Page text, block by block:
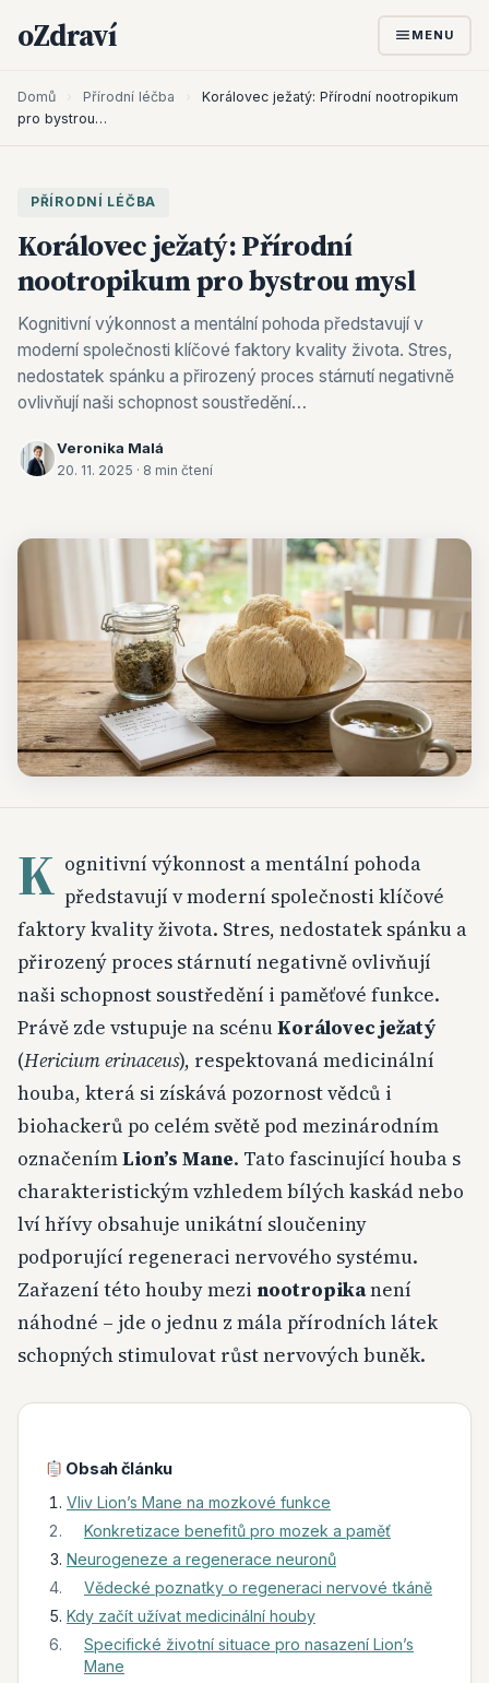
oZdraví MENU
Domů › Přírodní léčba ›
Korálovec ježatý: Přírodní nootropikum
pro bystrou…
PŘÍRODNÍ LÉČBA
Korálovec ježatý: Přírodní
nootropikum pro bystrou mysl
Kognitivní výkonnost a mentální pohoda představují v
moderní společnosti klíčové faktory kvality života. Stres,
nedostatek spánku a přirozený proces stárnutí negativně
ovlivňují naši schopnost soustředění…
Veronika Malá
20. 11. 2025 · 8 min čtení
K ognitivní výkonnost a mentální pohoda
představují v moderní společnosti klíčové
faktory kvality života. Stres, nedostatek spánku a
přirozený proces stárnutí negativně ovlivňují
naši schopnost soustředění i paměťové funkce.
Právě zde vstupuje na scénuKorálovec ježatý
(Hericium erinaceus), respektovaná medicinální
houba, která si získává pozornost vědců i
biohackerů po celém světě pod mezinárodním
označenímLion’s Mane. Tato fascinující houba s
charakteristickým vzhledem bílých kaskád nebo
lví hřívy obsahuje unikátní sloučeniny
podporující regeneraci nervového systému.
Zařazení této houby mezi nootropikanení
náhodné – jde o jednu z mála přírodních látek
schopných stimulovat růst nervových buněk.
Obsah článku
Vliv Lion’s Mane na mozkové funkce
Konkretizace benefitů pro mozek a paměť
Neurogeneze a regenerace neuronů
Vědecké poznatky o regeneraci nervové tkáně
Kdy začít užívat medicinální houby
Specifické životní situace pro nasazení Lion’s
Mane